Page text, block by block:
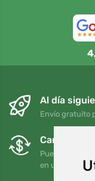
Al día
Envío gratuito
Cambios y
Puede
en un plazo de